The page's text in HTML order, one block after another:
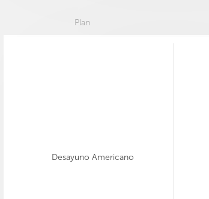
Plan
Desayuno Americano